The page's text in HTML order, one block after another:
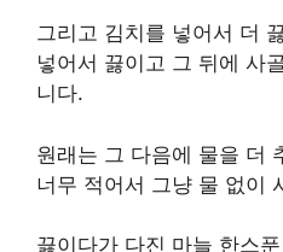
그리고 김치를 넣어서 더
넣어서 끓이고 그 뒤에 사
니다.
원래는 그 다음에 물을 더
너무 적어서 그냥 물 없이
끓이다가 다진 마늘 한스